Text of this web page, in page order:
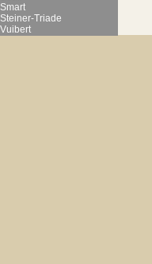
Smart
Steiner-Triade
Vuibert